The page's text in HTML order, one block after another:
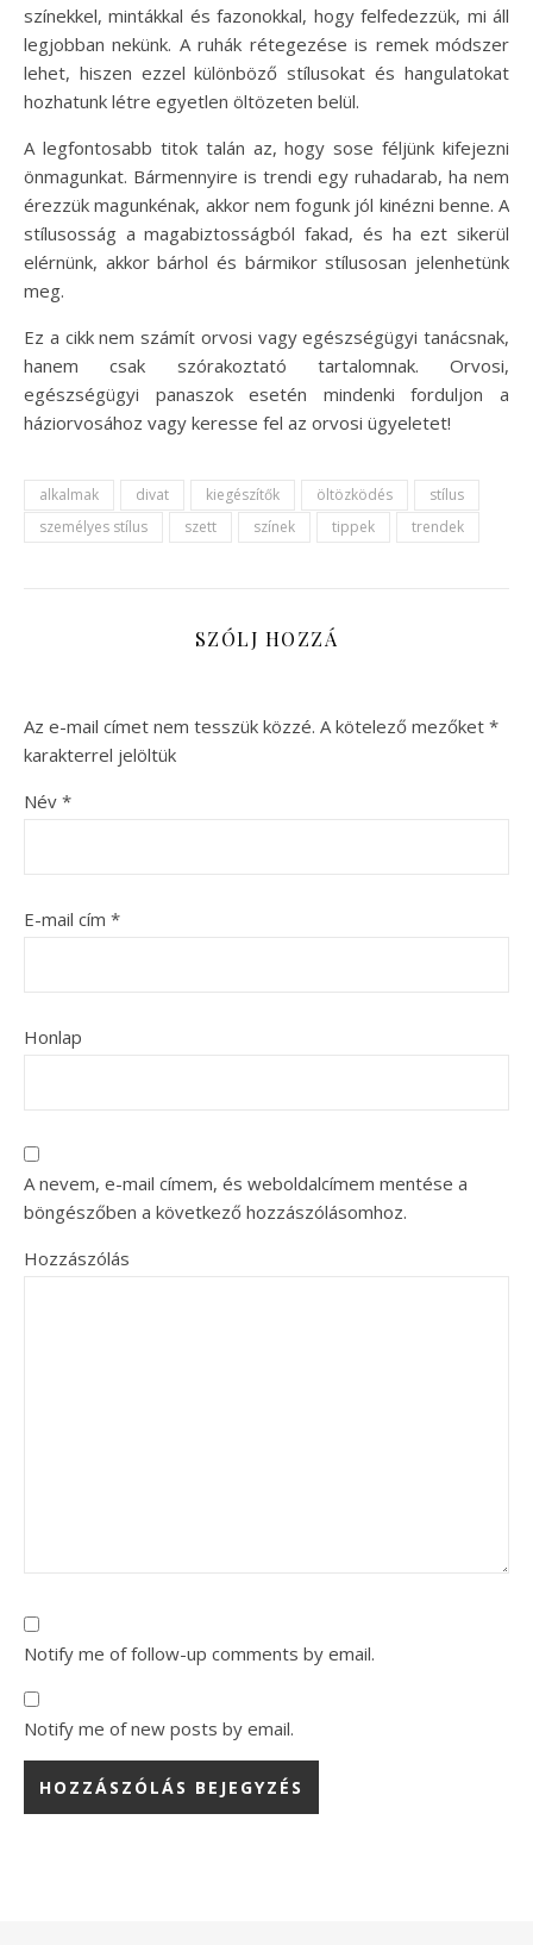
színekkel, mintákkal és fazonokkal, hogy felfedezzük, mi áll
legjobban nekünk. A ruhák rétegezése is remek módszer
lehet, hiszen ezzel különböző stílusokat és hangulatokat
hozhatunk létre egyetlen öltözeten belül.
A legfontosabb titok talán az, hogy sose féljünk kifejezni
önmagunkat. Bármennyire is trendi egy ruhadarab, ha nem
érezzük magunkénak, akkor nem fogunk jól kinézni benne. A
stílusosság a magabiztosságból fakad, és ha ezt sikerül
elérnünk, akkor bárhol és bármikor stílusosan jelenhetünk
meg.
Ez a cikk nem számít orvosi vagy egészségügyi tanácsnak,
hanem csak szórakoztató tartalomnak. Orvosi,
egészségügyi panaszok esetén mindenki forduljon a
háziorvosához vagy keresse fel az orvosi ügyeletet!
alkalmak divat kiegészítők öltözködés
stílus
személyes stílus
szett színek tippek trendek
SZÓLJ HOZZÁ
Az e-mail címet nem tesszük közzé. A kötelező mezőket *
karakterrel jelöltük
Név *
E-mail cím *
Honlap
A nevem, e-mail címem, és weboldalcímem mentése a
böngészőben a következő hozzászólásomhoz.
Hozzászólás
Notify me of follow-up comments by email.
Notify me of new posts by email.